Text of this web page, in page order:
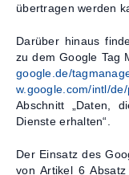
übertragen werden
Darüber hinaus
zu dem Google Tag
google.de/
w.google.com/intl/
Abschnitt „Daten,
Dienste erhalten“.
Der Einsatz des
von Artikel 6